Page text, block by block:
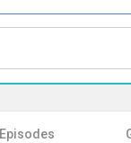
Episodes